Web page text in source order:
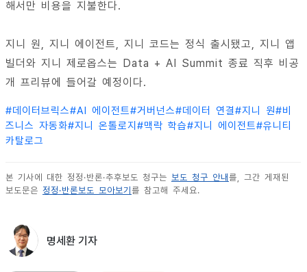
해서만 비용을 지불한다.
지니 원, 지니 에이전트, 지니 코드는 정식 출시됐고, 지니 앱
빌더와 지니 제로옵스는 Data + AI Summit 종료 직후 비공
개 프리뷰에 들어갈 예정이다.
#데이터브릭스#AI 에이전트#거버넌스#데이터 연결#지니 원#비
즈니스 자동화#지니 온톨로지 #맥락 학습#지니 에이전트#유니티
카탈로그
본 기사에 대한 정정·반론·추후보도 청구는 보도 청구 안내 를, 그간 게재된
보도문은 정정·반론보도 모아보기 를 참고해 주세요.
명세환 기자